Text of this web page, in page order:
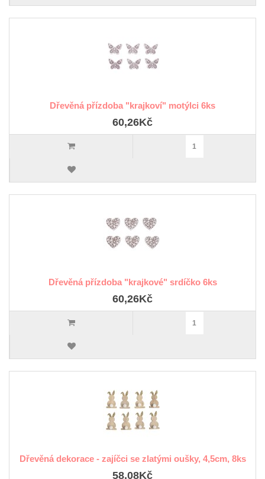
Dřevěná přízdoba "krajkoví" motýlci 6ks
60,26Kč
Dřevěná přízdoba "krajkové" srdíčko 6ks
60,26Kč
Dřevěná dekorace - zajíčci se zlatými oušky, 4,5cm, 8ks
58,08Kč